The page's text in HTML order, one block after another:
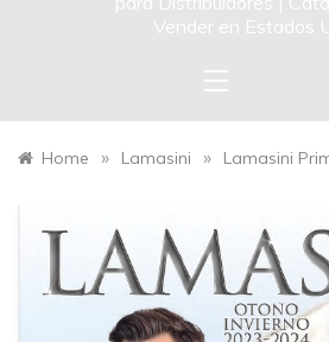
Vender en Estados
Home » Lamasini » Lamasini